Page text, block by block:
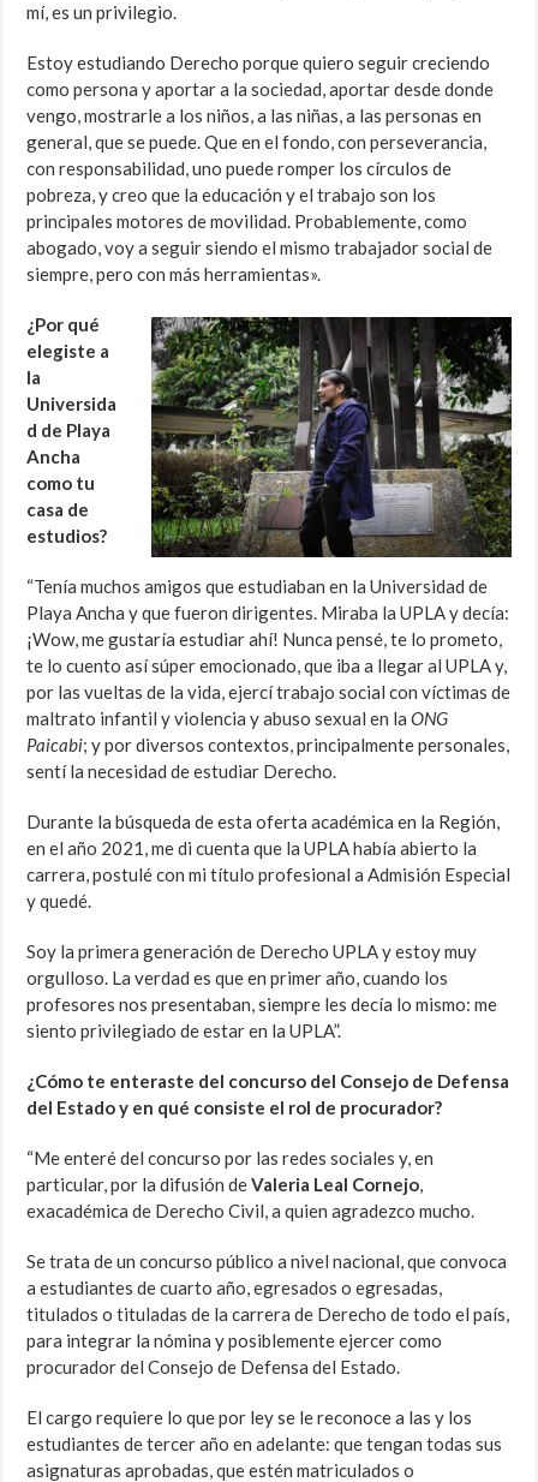
mí, es un privilegio.
Estoy estudiando Derecho porque quiero seguir creciendo
como persona y aportar a la sociedad, aportar desde donde
vengo, mostrarle a los niños, a las niñas, a las personas en
general, que se puede. Que en el fondo, con perseverancia,
con responsabilidad, uno puede romper los círculos de
pobreza, y creo que la educación y el trabajo son los
principales motores de movilidad. Probablemente, como
abogado, voy a seguir siendo el mismo trabajador social de
siempre, pero con más herramientas».
¿Por qué
elegiste a
la
Universida
d de Playa
Ancha
como tu
casa de
estudios?
“Tenía muchos amigos que estudiaban en la Universidad de
Playa Ancha y que fueron dirigentes. Miraba la UPLA y decía:
¡Wow, me gustaría estudiar ahí! Nunca pensé, te lo prometo,
te lo cuento así súper emocionado, que iba a llegar al UPLA y,
por las vueltas de la vida, ejercí trabajo social con víctimas de
maltrato infantil y violencia y abuso sexual en laONG
Paicabi; y por diversos contextos, principalmente personales,
sentí la necesidad de estudiar Derecho.
Durante la búsqueda de esta oferta académica en la Región,
en el año 2021, me di cuenta que la UPLA había abierto la
carrera, postulé con mi título profesional a Admisión Especial
y quedé.
Soy la primera generación de Derecho UPLA y estoy muy
orgulloso. La verdad es que en primer año, cuando los
profesores nos presentaban, siempre les decía lo mismo: me
siento privilegiado de estar en la UPLA”.
¿Cómo te enteraste del concurso del Consejo de Defensa
del Estado y en qué consiste el rol de procurador?
“Me enteré del concurso por las redes sociales y, en
particular, por la difusión deValeria Leal Cornejo,
exacadémica de Derecho Civil, a quien agradezco mucho.
Se trata de un concurso público a nivel nacional, que convoca
a estudiantes de cuarto año, egresados o egresadas,
titulados o tituladas de la carrera de Derecho de todo el país,
para integrar la nómina y posiblemente ejercer como
procurador del Consejo de Defensa del Estado.
El cargo requiere lo que por ley se le reconoce a las y los
estudiantes de tercer año en adelante: que tengan todas sus
asignaturas aprobadas, que estén matriculados o